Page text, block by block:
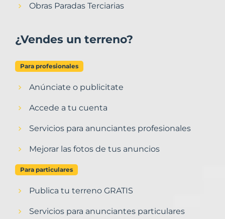
Obras Paradas Terciarias
¿Vendes un terreno?
Para profesionales
Anúnciate o publicitate
Accede a tu cuenta
Servicios para anunciantes profesionales
Mejorar las fotos de tus anuncios
Para particulares
Publica tu terreno GRATIS
Servicios para anunciantes particulares